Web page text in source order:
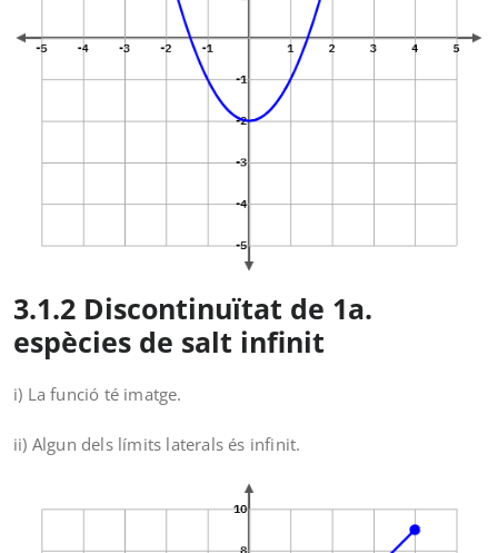
3.1.2 Discontinuïtat de 1a.
espècies de salt infinit
i) La funció té imatge.
ii) Algun dels límits laterals és infinit.